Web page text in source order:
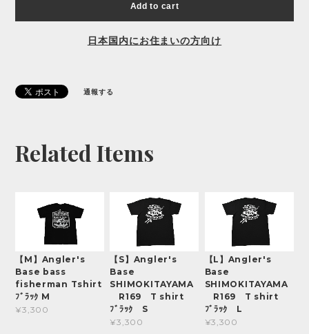
Add to cart
日本国内にお住まいの方向け
通報する
Related Items
【M】Angler's
Base bass
fisherman Tshirt
ﾌﾞﾗｯｸ M
¥3,300
【S】Angler's
Base
SHIMOKITAYAMA
R169 T shirt
ﾌﾞﾗｯｸ S
¥3,300
【L】Angler's
Base
SHIMOKITAYAMA
R169 T shirt
ﾌﾞﾗｯｸ L
¥3,300